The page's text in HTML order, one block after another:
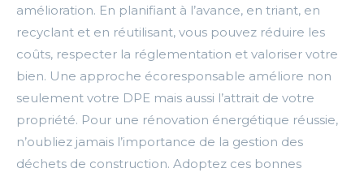
amélioration. En planifiant à l’avance, en triant, en
recyclant et en réutilisant, vous pouvez réduire les
coûts, respecter la réglementation et valoriser votre
bien. Une approche écoresponsable améliore non
seulement votre DPE mais aussi l’attrait de votre
propriété. Pour une rénovation énergétique réussie,
n’oubliez jamais l’importance de la gestion des
déchets de construction. Adoptez ces bonnes